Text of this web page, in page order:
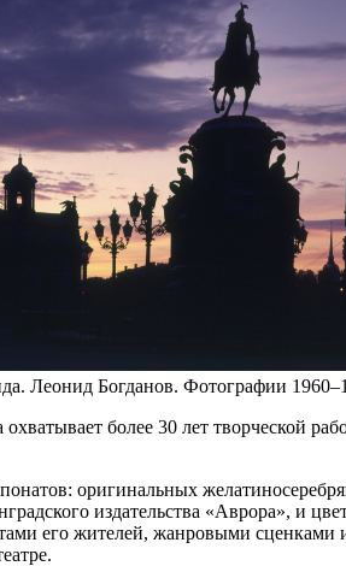
Леонид Богданов. Фотографии
более 30 лет творческой
оригинальных
издательства «Аврора», и
его жителей, жанровыми